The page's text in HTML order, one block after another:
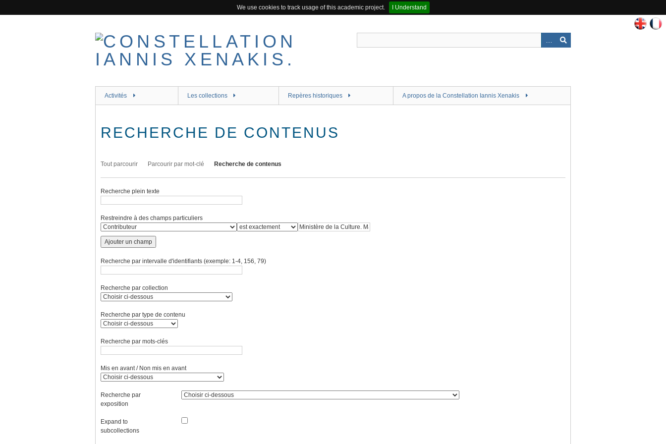
We use cookies to track usage of this academic project.
I Understand
Activités Les collections Repères historiques A propos de la Constellation Iannis Xenakis
RECHERCHE DE CONTENUS
Tout parcourir Parcourir par mot-clé Recherche de contenus
Recherche plein texte
Restreindre à des champs particuliers
Ajouter un champ
Recherche par intervalle d'identifiants (exemple: 1-4, 156, 79)
Recherche par collection
Recherche par type de contenu
Recherche par mots-clés
Mis en avant / Non mis en avant
Recherche par
exposition
Expand to
subcollections